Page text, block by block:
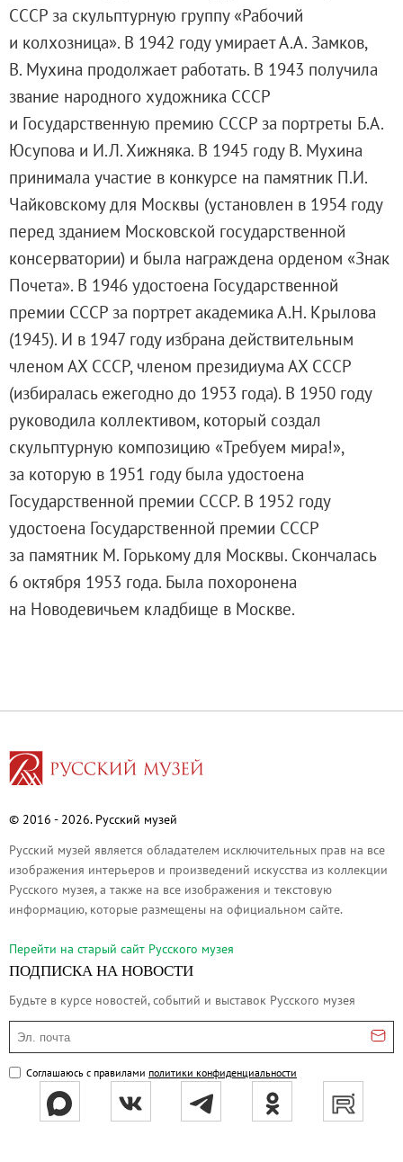
СССР за скульптурную группу «Рабочий
и колхозница». В 1942 году умирает А.А. Замков,
В. Мухина продолжает работать. В 1943 получила
звание народного художника СССР
и Государственную премию СССР за портреты Б.А.
Юсупова и И.Л. Хижняка. В 1945 году В. Мухина
принимала участие в конкурсе на памятник П.И.
Чайковскому для Москвы (установлен в 1954 году
перед зданием Московской государственной
консерватории) и была награждена орденом «Знак
Почета». В 1946 удостоена Государственной
премии СССР за портрет академика А.Н. Крылова
(1945). И в 1947 году избрана действительным
членом АХ СССР, членом президиума АХ СССР
(избиралась ежегодно до 1953 года). В 1950 году
руководила коллективом, который создал
скульптурную композицию «Требуем мира!»,
за которую в 1951 году была удостоена
Государственной премии СССР. В 1952 году
удостоена Государственной премии СССР
за памятник М. Горькому для Москвы. Скончалась
6 октября 1953 года. Была похоронена
на Новодевичьем кладбище в Москве.
© 2016 - 2026. Русский музей
Русский музей является обладателем исключительных прав на все
изображения интерьеров и произведений искусства из коллекции
Русского музея, а также на все изображения и текстовую
информацию, которые размещены на официальном сайте.
Перейти на cтарый сайт Русского музея
ПОДПИСКА НА НОВОСТИ
Будьте в курсе новостей, событий и выставок Русского музея
Эл. почта
Соглашаюсь с правилами политики конфиденциальности